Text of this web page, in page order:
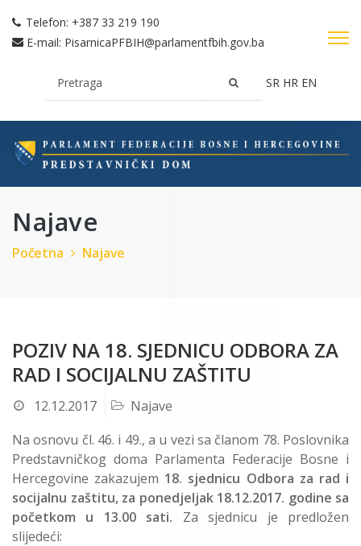
Telefon: +387 33 219 190
E-mail: PisarnicaPFBIH@parlamentfbih.gov.ba
SR HR EN
Najave
Početna Najave
POZIV NA 18. SJEDNICU ODBORA ZA
RAD I SOCIJALNU ZAŠTITU
12.12.2017
Najave
Na osnovu čl. 46. i 49., a u vezi sa članom 78. Poslovnika
Predstavničkog doma Parlamenta Federacije Bosne i
Hercegovine zakazujem 18. sjednicu Odbora za rad i
socijalnu zaštitu, za ponedjeljak 18.12.2017. godine sa
početkom u 13.00 sati. Za sjednicu je predložen
slijedeći: